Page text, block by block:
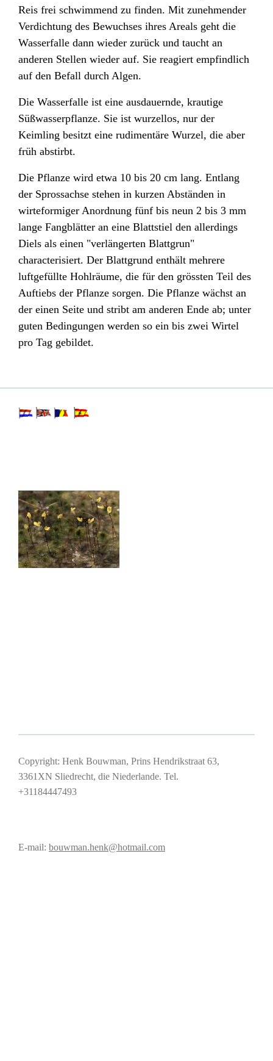
Reis frei schwimmend zu finden. Mit zunehmender
Verdichtung des Bewuchses ihres Areals geht die
Wasserfalle dann wieder zurück und taucht an
anderen Stellen wieder auf. Sie reagiert empfindlich
auf den Befall durch Algen.
Die Wasserfalle ist eine ausdauernde, krautige
Süßwasserpflanze. Sie ist wurzellos, nur der
Keimling besitzt eine rudimentäre Wurzel, die aber
früh abstirbt.
Die Pflanze wird etwa 10 bis 20 cm lang. Entlang
der Sprossachse stehen in kurzen Abständen in
wirteformiger Anordnung fünf bis neun 2 bis 3 mm
lange Fangblätter an eine Blattstiel den allerdings
Diels als einen "verlängerten Blattgrun"
characterisiert. Der Blattgrund enthält mehrere
luftgefüllte Hohlräume, die für den grössten Teil des
Auftiebs der Pflanze sorgen. Die Pflanze wächst an
der einen Seite und stribt am anderen Ende ab; unter
guten Bedingungen werden so ein bis zwei Wirtel
pro Tag gebildet.
Copyright: Henk Bouwman, Prins Hendrikstraat 63,
3361XN Sliedrecht, die Niederlande. Tel.
+31184447493
E-mail: bouwman.henk@hotmail.com